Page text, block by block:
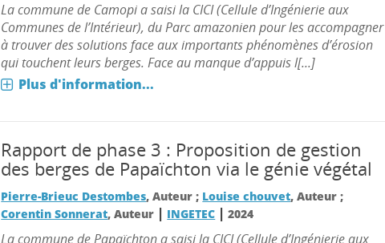
La commune de Camopi a saisi la CICI (Cellule d’Ingénierie aux
Communes de l’Intérieur), du Parc amazonien pour les accompagner
à trouver des solutions face aux importants phénomènes d’érosion
qui touchent leurs berges. Face au manque d’appuis l[...]
Plus d'information...
Rapport de phase 3 : Proposition de gestion
des berges de Papaïchton via le génie végétal
Pierre-Brieuc Destombes, Auteur ; Louise chouvet, Auteur ;
Corentin Sonnerat, Auteur | INGETEC |2024
La commune de Papaïchton a saisi la CICI (Cellule d’Ingénierie aux